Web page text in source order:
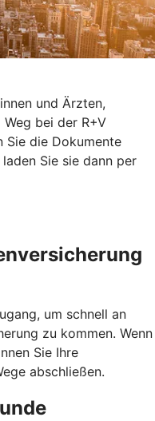
und Ärzten,
bei der R+V
Sie die Dokumente
Sie sie dann per
um schnell an
zu kommen. Wenn
Sie Ihre
abschließen.